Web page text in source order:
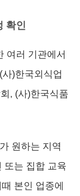
확인
여러 기관에서
)한국외식업
, (사)한국식품
원하는 지역
또는 집합 교육
본인 업종에